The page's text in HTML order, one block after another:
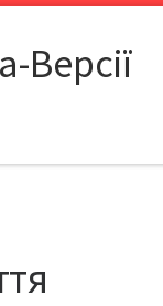
Версії